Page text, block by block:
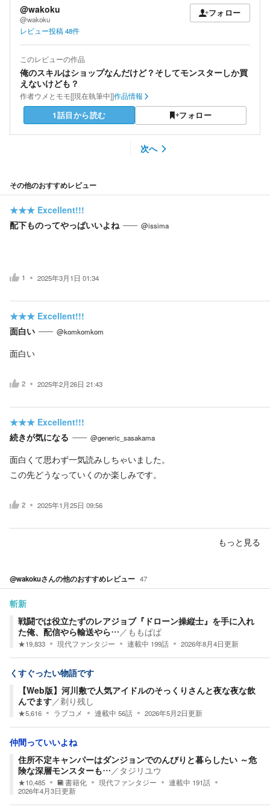
@wakoku
@wakoku
フォロー
レビュー投稿48件
このレビューの作品
俺のスキルはショップなんだけど？そしてモンスターしか買
えないけども？
作者ウメとモモ[[現在執筆中]]作品情報
1話目から読む フォロー
次へ
その他のおすすめレビュー
★★★ Excellent!!!
配下ものってやっぱいいよね
@issima
1 2025年3月1日 01:34
★★★ Excellent!!!
面白い
@komkomkom
面白い
2 2025年2月26日 21:43
★★★ Excellent!!!
続きが気になる
@generic_sasakama
面白くて思わず一気読みしちゃいました。
この先どうなっていくのか楽しみです。
2 2025年1月25日 09:56
もっと見る
@wakokuさんの他のおすすめレビュー 47
斬新
戦闘では役立たずのレアジョブ『ドローン操縦士』を手に入れ
た俺、配信やら輸送やら… ／ ももぱぱ
★19,833 現代ファンタジー 連載中 199話 2026年8月4日更新
くすぐったい物語です
【Web版】河川敷で人気アイドルのそっくりさんと夜な夜な飲
んでます／剃り残し
★5,616 ラブコメ 連載中 56話 2026年5月2日更新
仲間っていいよね
住所不定キャンパーはダンジョンでのんびりと暮らしたい ～危
険な深層モンスターも… ／ タジリユウ
★10,485 書籍化 現代ファンタジー 連載中 191話
2026年4月3日更新